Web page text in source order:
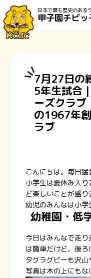
日本で最も歴史のある
甲子園チビ
7月27日の
5年生試合
ーズクラ
の1967年
ラブ
こんにちは。毎日
小学生は夏休み入
ど楽しいことが盛り
幼児のみんなは小学
幼稚園・低
今日はみんなで走
は簡単だけど、後
タグラグビーも沢
写真は木の上にも